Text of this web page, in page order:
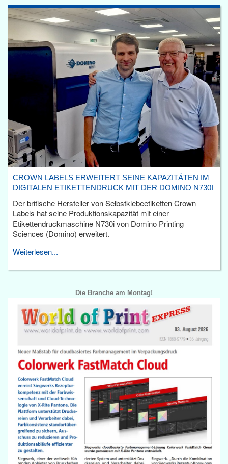
CROWN LABELS ERWEITERT SEINE KAPAZITÄTEN IM
DIGITALEN ETIKETTENDRUCK MIT DER DOMINO N730I
Der britische Hersteller von Selbstklebeetiketten Crown
Labels hat seine Produktionskapazität mit einer
Etikettendruckmaschine N730i von Domino Printing
Sciences (Domino) erweitert.
Weiterlesen...
Die Branche am Montag!